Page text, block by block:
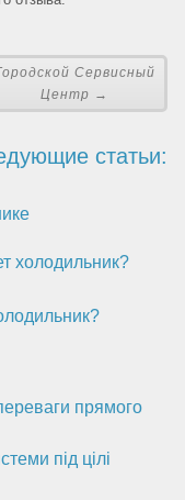
Сервисный
Центр →
статьи:
холодильник?
прямого
під цілі